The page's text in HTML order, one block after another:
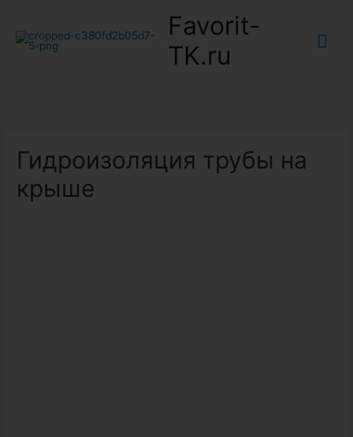
Favorit-
TK.ru
Гидроизоляция трубы на
крыше